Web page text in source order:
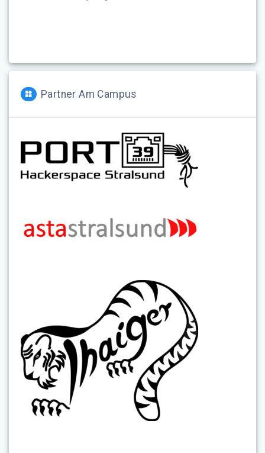
Partner Am Campus